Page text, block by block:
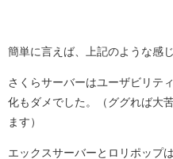
簡単に言えば、上記のような感じ
さくらサーバーはユーザビリテ
化もダメでした。（ググれば大
ます）
エックスサーバーとロリポップ